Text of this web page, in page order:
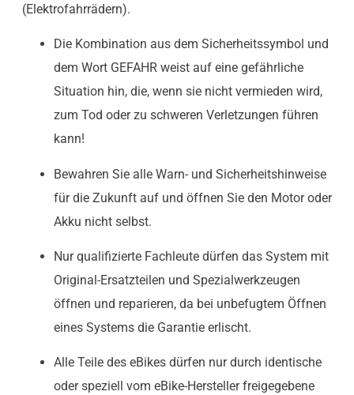
(Elektrofahrrädern).
Die Kombination aus dem Sicherheitssymbol und
dem Wort GEFAHR weist auf eine gefährliche
Situation hin, die, wenn sie nicht vermieden wird,
zum Tod oder zu schweren Verletzungen führen
kann!
Bewahren Sie alle Warn- und Sicherheitshinweise
für die Zukunft auf und öffnen Sie den Motor oder
Akku nicht selbst.
Nur qualifizierte Fachleute dürfen das System mit
Original-Ersatzteilen und Spezialwerkzeugen
öffnen und reparieren, da bei unbefugtem Öffnen
eines Systems die Garantie erlischt.
Alle Teile des eBikes dürfen nur durch identische
oder speziell vom eBike-Hersteller freigegebene